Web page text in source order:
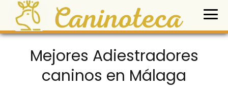
Mejores Adiestradores
caninos en Málaga